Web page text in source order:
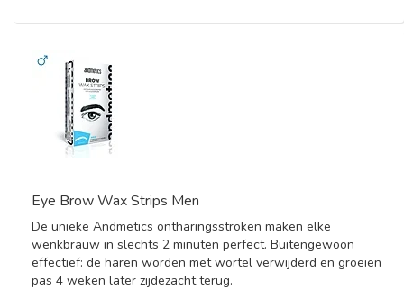
Eye Brow Wax Strips Men
De unieke Andmetics ontharingsstroken maken elke
wenkbrauw in slechts 2 minuten perfect. Buitengewoon
effectief: de haren worden met wortel verwijderd en groeien
pas 4 weken later zijdezacht terug.